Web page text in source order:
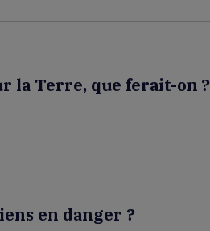
la Terre, que ferait-on ?
en danger ?